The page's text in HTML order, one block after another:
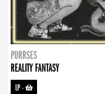
PURRSES
REALITY FANTASY
LP-